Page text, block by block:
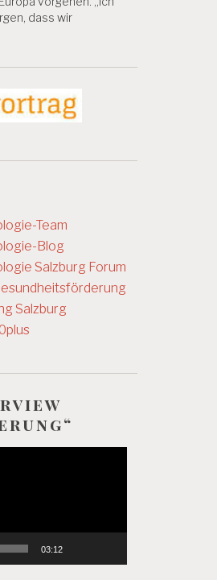
dass wir
Team
Blog
Salzburg Forum
Salzburg
03:12